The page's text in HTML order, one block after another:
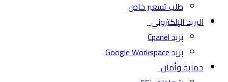
طلب تسعير خاص
البريد الإلكتروني
بريد Cpanel
بريد Google Workspace
حماية وأمان